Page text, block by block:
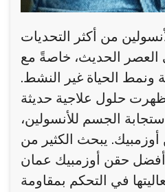
من أكثر التحديات
العصر الحديث، خاصةً مع
ونمط الحياة غير النشط.
حلول علاجية حديثة
الجسم للأنسولين،
يبحث الكثير من
حقن أوزمبيك عمان
في التحكم بمقاومة